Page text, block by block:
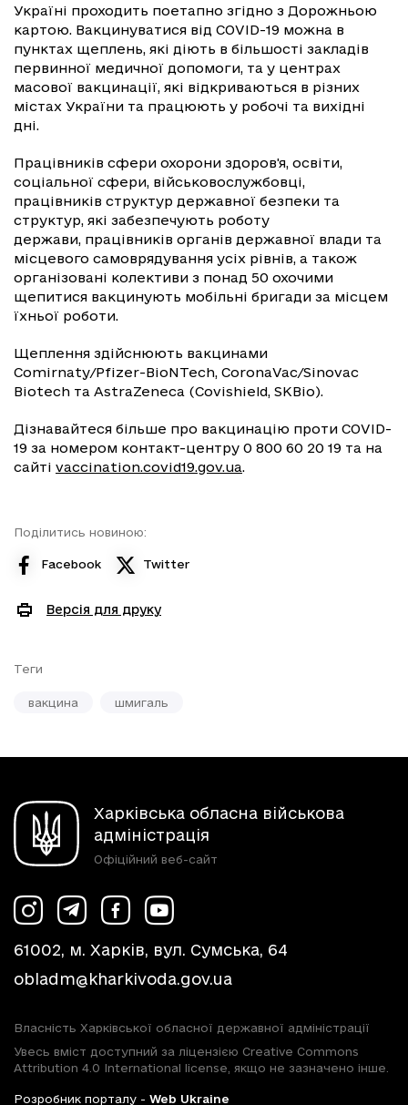
Україні проходить поетапно згідно з Дорожньою
картою. Вакцинуватися від COVID-19 можна в
пунктах щеплень, які діють в більшості закладів
первинної медичної допомоги, та у центрах
масової вакцинації, які відкриваються в різних
містах України та працюють у робочі та вихідні
дні.
Працівників сфери охорони здоров'я, освіти,
соціальної сфери, військовослужбовці,
працівників структур державної безпеки та
структур, які забезпечують роботу
держави, працівників органів державної влади та
місцевого самоврядування усіх рівнів, а також
організовані колективи з понад 50 охочими
щепитися вакцинують мобільні бригади за місцем
їхньої роботи.
Щеплення здійснюють вакцинами
Comirnaty/Pfizer-BioNTech, CoronaVac/Sinovac
Biotech та AstraZeneca (Covishield, SKBio).
Дізнавайтеся більше про вакцинацію проти COVID-
19 за номером контакт-центру 0 800 60 20 19 та на
сайті vaccination.covid19.gov.ua.
Поділитись новиною:
Facebook Twitter
Версія для друку
Теги
вакцина шмигаль
Харківська обласна військова
адміністрація
Офіційний веб-сайт
61002, м. Харків, вул. Сумська, 64
obladm@kharkivoda.gov.ua
Власність Харківської обласної державної адміністрації
Увесь вміст доступний за ліцензією Creative Commons
Attribution 4.0 International license, якщо не зазначено інше.
Розробник порталу - Web Ukraine